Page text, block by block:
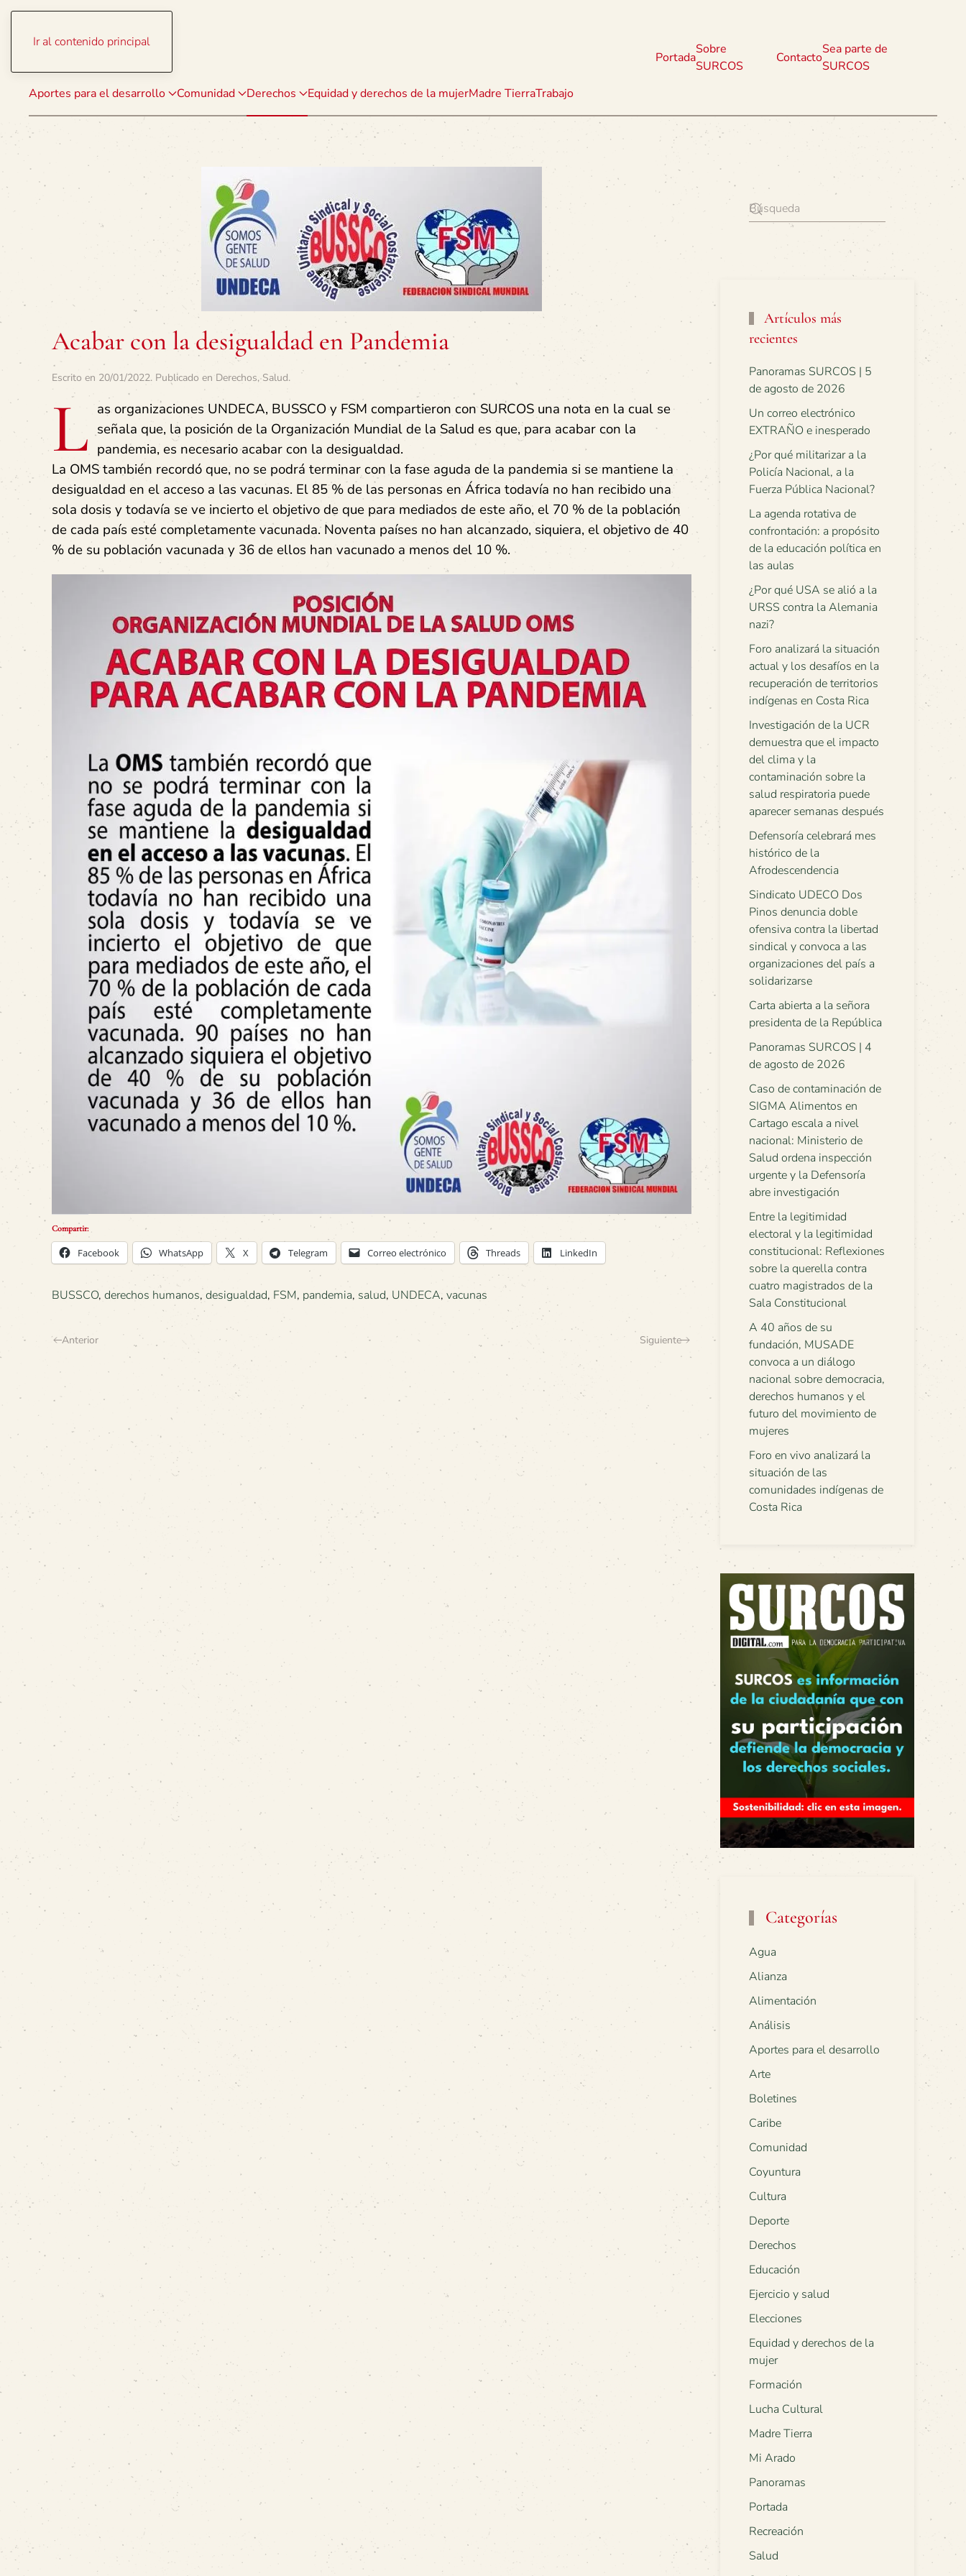
Ir al contenido principal
Aportes para el desarrollo Comunidad Derechos Equidad y derechos de la mujerMadre TierraTrabajo
Portada
Sobre
SURCOS
Contacto
Sea parte de
SURCOS
Acabar con la desigualdad en Pandemia
Escrito en 20/01/2022. Publicado en Derechos,Salud.
L as organizaciones UNDECA, BUSSCO y FSM compartieron con SURCOS una nota en la cual se
señala que, la posición de la Organización Mundial de la Salud es que, para acabar con la
pandemia, es necesario acabar con la desigualdad.
La OMS también recordó que, no se podrá terminar con la fase aguda de la pandemia si se mantiene la
desigualdad en el acceso a las vacunas. El 85 % de las personas en África todavía no han recibido una
sola dosis y todavía se ve incierto el objetivo de que para mediados de este año, el 70 % de la población
de cada país esté completamente vacunada. Noventa países no han alcanzado, siquiera, el objetivo de 40
% de su población vacunada y 36 de ellos han vacunado a menos del 10 %.
Compartir:
Facebook WhatsApp X Telegram Correo electrónico Threads LinkedIn
BUSSCO, derechos humanos, desigualdad, FSM, pandemia, salud, UNDECA, vacunas
Anterior Siguiente
Artículos más
recientes
Panoramas SURCOS | 5
de agosto de 2026
Un correo electrónico
EXTRAÑO e inesperado
¿Por qué militarizar a la
Policía Nacional, a la
Fuerza Pública Nacional?
La agenda rotativa de
confrontación: a propósito
de la educación política en
las aulas
¿Por qué USA se alió a la
URSS contra la Alemania
nazi?
Foro analizará la situación
actual y los desafíos en la
recuperación de territorios
indígenas en Costa Rica
Investigación de la UCR
demuestra que el impacto
del clima y la
contaminación sobre la
salud respiratoria puede
aparecer semanas después
Defensoría celebrará mes
histórico de la
Afrodescendencia
Sindicato UDECO Dos
Pinos denuncia doble
ofensiva contra la libertad
sindical y convoca a las
organizaciones del país a
solidarizarse
Carta abierta a la señora
presidenta de la República
Panoramas SURCOS | 4
de agosto de 2026
Caso de contaminación de
SIGMA Alimentos en
Cartago escala a nivel
nacional: Ministerio de
Salud ordena inspección
urgente y la Defensoría
abre investigación
Entre la legitimidad
electoral y la legitimidad
constitucional: Reflexiones
sobre la querella contra
cuatro magistrados de la
Sala Constitucional
A 40 años de su
fundación, MUSADE
convoca a un diálogo
nacional sobre democracia,
derechos humanos y el
futuro del movimiento de
mujeres
Foro en vivo analizará la
situación de las
comunidades indígenas de
Costa Rica
Categorías
Agua
Alianza
Alimentación
Análisis
Aportes para el desarrollo
Arte
Boletines
Caribe
Comunidad
Coyuntura
Cultura
Deporte
Derechos
Educación
Ejercicio y salud
Elecciones
Equidad y derechos de la
mujer
Formación
Lucha Cultural
Madre Tierra
Mi Arado
Panoramas
Portada
Recreación
Salud